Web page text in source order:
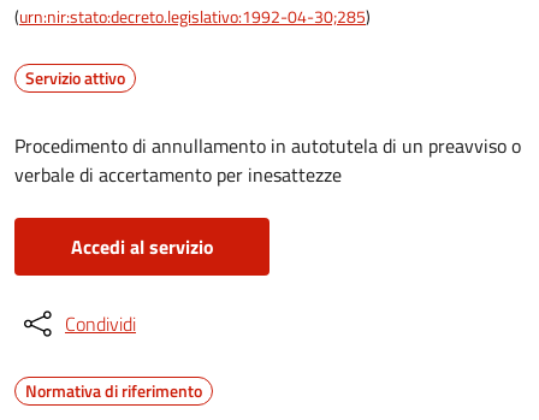
(urn:nir:stato:decreto.legislativo:1992-04-30;285)
Servizio attivo
Procedimento di annullamento in autotutela di un preavviso o
verbale di accertamento per inesattezze
Accedi al servizio
Condividi
Normativa di riferimento